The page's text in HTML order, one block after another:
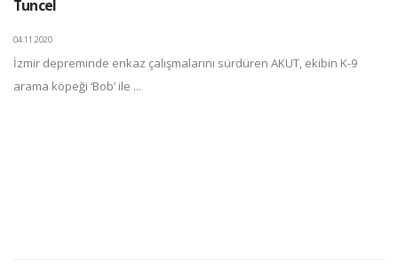
Tuncel
04.11.2020
İzmir depreminde enkaz çalışmalarını sürdüren AKUT, ekibin K-9
arama köpeği ‘Bob’ ile ...